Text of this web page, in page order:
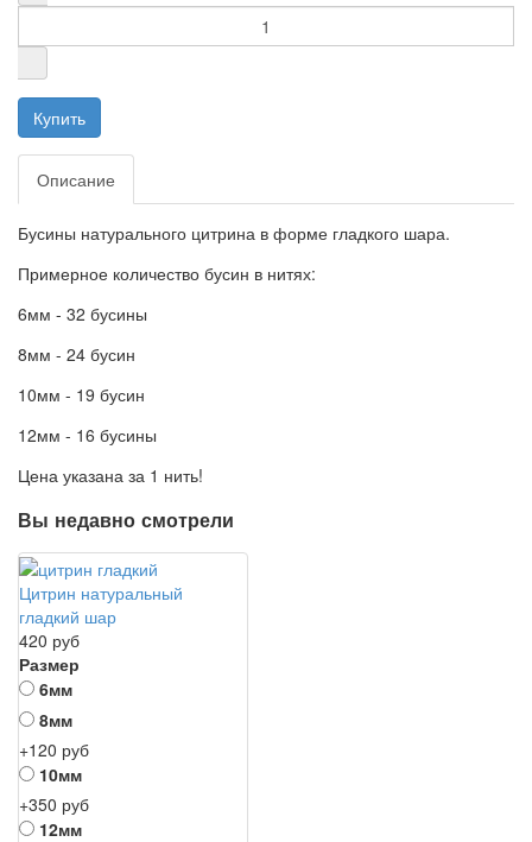
Описание
Бусины натурального цитрина в форме гладкого шара.
Примерное количество бусин в нитях:
6мм - 32 бусины
8мм - 24 бусин
10мм - 19 бусин
12мм - 16 бусины
Цена указана за 1 нить!
Вы недавно смотрели
Цитрин натуральный
гладкий шар
420 руб
Размер
6мм
8мм
+120 руб
10мм
+350 руб
12мм